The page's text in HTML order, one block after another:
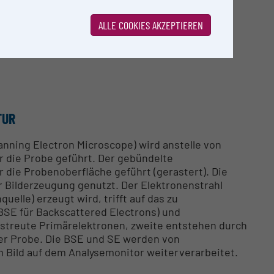
Electron Microscope) wird anstelle von
Probe geführt. Der gebündelte
Probenoberfläche geführt (gerastert). Die
genutzt. Der Elektronenstrahl
erzeugt wird, trifft auf das zu
für Backscattered Electrons) und
Primärelektronen, zweite entstehen durch
Die BSE und SE werden von
Bild auf dem Analysemonitor weiterverarbeitet.
ALLE COOKIES AKZEPTIEREN